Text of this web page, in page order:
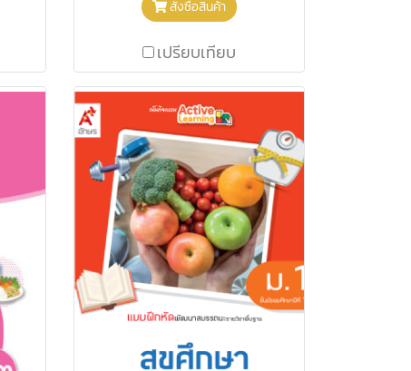
สั่งซื้อสินค้า
เปรียบเทียบ